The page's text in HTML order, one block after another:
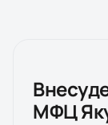
МФЦ